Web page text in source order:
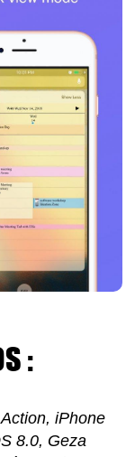
:
iPhone
8.0, Geza